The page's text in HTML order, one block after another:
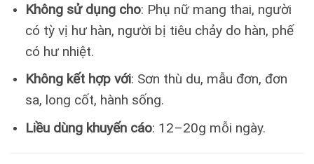
Không sử dụng cho: Phụ nữ mang thai, người
có tỳ vị hư hàn, người bị tiêu chảy do hàn, phế
có hư nhiệt.
Không kết hợp với: Sơn thù du, mẫu đơn, đơn
sa, long cốt, hành sống.
Liều dùng khuyến cáo: 12–20g mỗi ngày.